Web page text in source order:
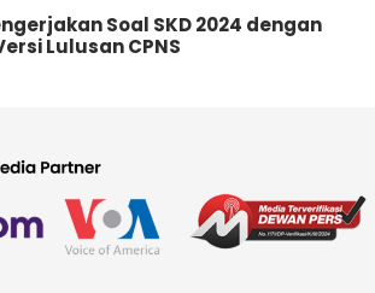
Soal SKD 2024 dengan
Lulusan CPNS